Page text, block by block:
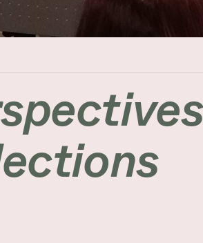
Fontaine, Karen Tam,